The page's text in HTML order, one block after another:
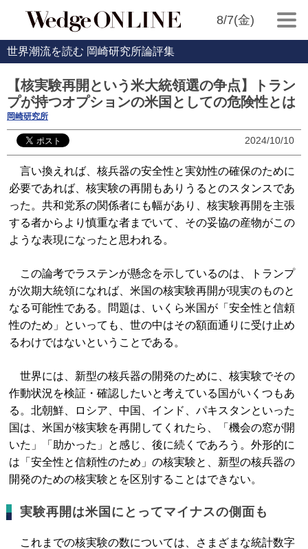
8/7(金)
世界潮流を読む 岡崎研究所論評集
【核実験再開という米大統領選の争点】トラン
プが持つオプションの米国としての危険性とは
岡崎研究所
2024/10/10
言い換えれば、核兵器の安全性と実効性の確保のために
必要であれば、核実験の再開もありうるとのスタンスであ
った。共和党系の関係者にも幅があり、核実験再開を主張
する者からより慎重な者までいて、その妥協の産物がこの
ような表現になったと思われる。
この論考でラステンが懸念を示しているのは、トランプ
が次期大統領になれば、米国の核実験再開が現実のものと
なる可能性である。問題は、いくら米国が「安全性と信頼
性のため」といっても、世の中はその額面通りに受け止め
るわけではないということである。
世界には、新型の核兵器の開発のために、核実験でその
作動状況を検証・確認したいと考えている国がいくつもあ
る。北朝鮮、ロシア、中国、インド、パキスタンといった
国は、米国が核実験を再開してくれたら、「機会の窓が開
いた」「助かった」と感じ、後に続くであろう。外形的に
は「安全性と信頼性のため」の核実験と、新型の核兵器の
開発のための核実験とを区別することはできない。
実験再開は米国にとってマイナスの側面も
これまでの核実験の数については、さまざまな統計数字